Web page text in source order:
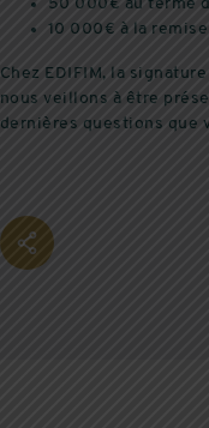
50 000€ au terme
10 000€ à la
Chez EDIFIM, la
nous veillons à être
dernières questions que